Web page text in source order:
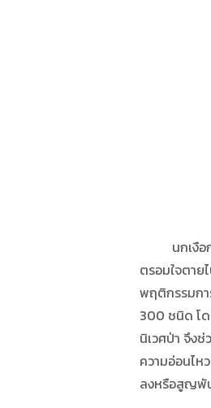
นกเงือก ไ
ตรอมใจตาย
พฤติกรรมกา
300 ชนิด โด
นิเวศป่า จึง
ความอ่อนไห
ลงหรือสูญพั